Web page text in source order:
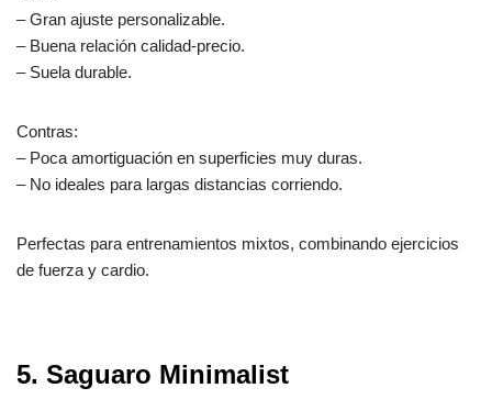
– Gran ajuste personalizable.
– Buena relación calidad-precio.
– Suela durable.
Contras:
– Poca amortiguación en superficies muy duras.
– No ideales para largas distancias corriendo.
Perfectas para entrenamientos mixtos, combinando ejercicios
de fuerza y cardio.
5. Saguaro Minimalist